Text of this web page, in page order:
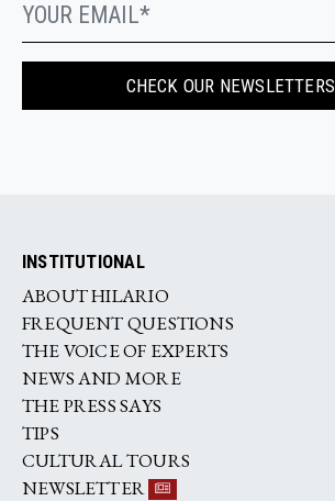
CHECK OUR NEWSLETTERS
INSTITUTIONAL
ABOUT HILARIO
FREQUENT QUESTIONS
THE VOICE OF EXPERTS
NEWS AND MORE
THE PRESS SAYS
TIPS
CULTURAL TOURS
NEWSLETTER